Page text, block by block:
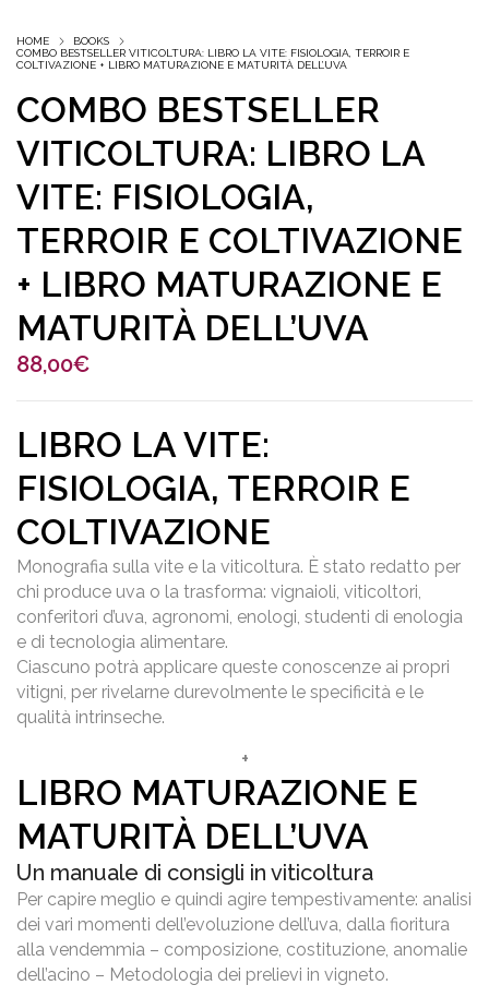
HOME
BOOKS
COMBO BESTSELLER VITICOLTURA: LIBRO LA VITE: FISIOLOGIA, TERROIR E
COLTIVAZIONE + LIBRO MATURAZIONE E MATURITÀ DELL’UVA
COMBO BESTSELLER
VITICOLTURA: LIBRO LA
VITE: FISIOLOGIA,
TERROIR E COLTIVAZIONE
+ LIBRO MATURAZIONE E
MATURITÀ DELL’UVA
88,00€
LIBRO LA VITE:
FISIOLOGIA, TERROIR E
COLTIVAZIONE
Monografia sulla vite e la viticoltura. È stato redatto per
chi produce uva o la trasforma: vignaioli, viticoltori,
conferitori d’uva, agronomi, enologi, studenti di enologia
e di tecnologia alimentare.
Ciascuno potrà applicare queste conoscenze ai propri
vitigni, per rivelarne durevolmente le specificità e le
qualità intrinseche.
+
LIBRO MATURAZIONE E
MATURITÀ DELL’UVA
Un manuale di consigli in viticoltura
Per capire meglio e quindi agire tempestivamente: analisi
dei vari momenti dell’evoluzione dell’uva, dalla fioritura
alla vendemmia – composizione, costituzione, anomalie
dell’acino – Metodologia dei prelievi in vigneto.